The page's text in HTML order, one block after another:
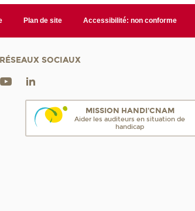
Plan de site Accessibilité: non conforme
RÉSEAUX SOCIAUX
MISSION HANDI'CNAM
Aider les auditeurs en situation de
handicap